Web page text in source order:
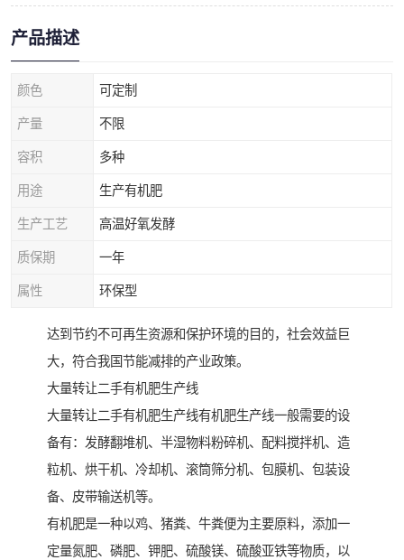
产品描述
颜色 可定制
产量 不限
容积 多种
用途 生产有机肥
生产工艺 高温好氧发酵
质保期 一年
属性 环保型
达到节约不可再生资源和保护环境的目的，社会效益巨
大，符合我国节能减排的产业政策。
大量转让二手有机肥生产线
大量转让二手有机肥生产线有机肥生产线一般需要的设
备有：发酵翻堆机、半湿物料粉碎机、配料搅拌机、造
粒机、烘干机、冷却机、滚筒筛分机、包膜机、包装设
备、皮带输送机等。
有机肥是一种以鸡、猪粪、牛粪便为主要原料，添加一
定量氮肥、磷肥、钾肥、硫酸镁、硫酸亚铁等物质，以